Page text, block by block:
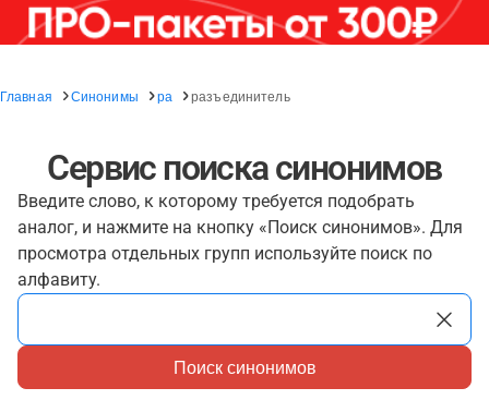
Главная Синонимы ра разъединитель
Сервис поиска синонимов
Введите слово, к которому требуется подобрать
аналог, и нажмите на кнопку «Поиск синонимов». Для
просмотра отдельных групп используйте поиск по
алфавиту.
Поиск синонимов